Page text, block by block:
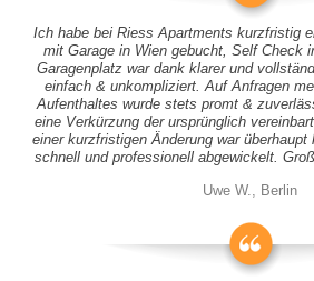
Ich habe bei Riess Apartments kurzfristig
mit Garage in Wien gebucht, Self Check
Garagenplatz war dank klarer und
einfach & unkompliziert. Auf Anfragen
Aufenthaltes wurde stets promt &
eine Verkürzung der ursprünglich
einer kurzfristigen Änderung war überhaupt
schnell und professionell abgewickelt.
Uwe W., Berlin